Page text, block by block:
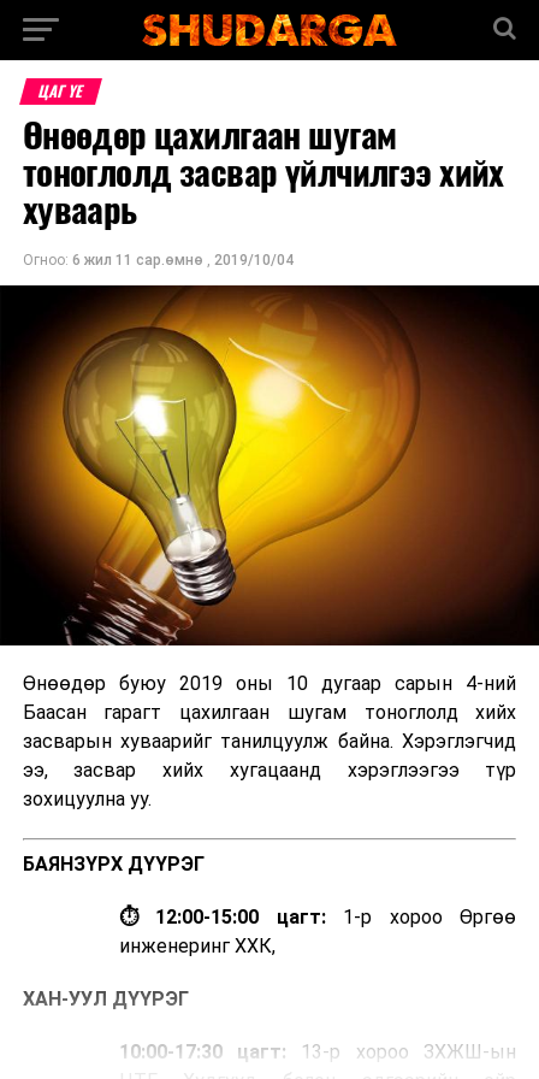
ЦАГ ҮЕ
Өнөөдөр цахилгаан шугам
тоноглолд засвар үйлчилгээ хийх
хуваарь
Огноо: 6 жил 11 сар.өмнө , 2019/10/04
Өнөөдөр буюу 2019 оны 10 дугаар сарын 4-ний
Баасан гарагт цахилгаан шугам тоноглолд хийх
засварын хуваарийг танилцуулж байна. Хэрэглэгчид
ээ, засвар хийх хугацаанд хэрэглээгээ түр
зохицуулна уу.
БАЯНЗҮРХ ДҮҮРЭГ
⏱ 12:00-15:00 цагт:1-р хороо Өргөө
инженеринг ХХК,
ХАН-УУЛ ДҮҮРЭГ
10:00-17:30 цагт: 13-р хороо ЗХЖШ-ын